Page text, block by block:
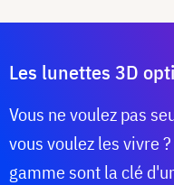
Les lunettes 3D
Vous ne voulez pas
vous voulez les vivre
gamme sont la clé